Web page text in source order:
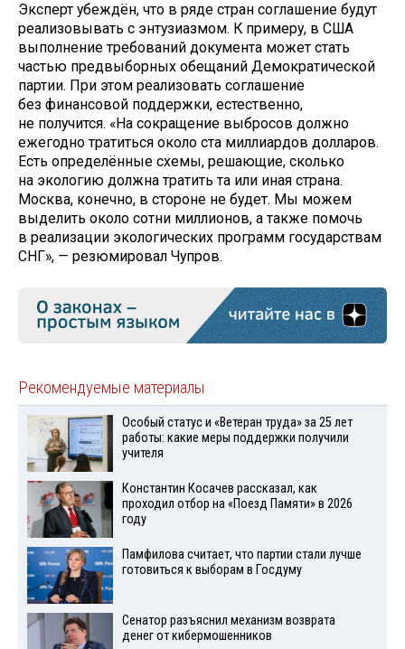
Эксперт убеждён, что в ряде стран соглашение будут
реализовывать с энтузиазмом. К примеру, в США
выполнение требований документа может стать
частью предвыборных обещаний Демократической
партии. При этом реализовать соглашение
без финансовой поддержки, естественно,
не получится. «На сокращение выбросов должно
ежегодно тратиться около ста миллиардов долларов.
Есть определённые схемы, решающие, сколько
на экологию должна тратить та или иная страна.
Москва, конечно, в стороне не будет. Мы можем
выделить около сотни миллионов, а также помочь
в реализации экологических программ государствам
СНГ», — резюмировал Чупров.
Рекомендуемые материалы
Особый статус и «Ветеран труда» за 25 лет
работы: какие меры поддержки получили
учителя
Константин Косачев рассказал, как
проходил отбор на «Поезд Памяти» в 2026
году
Памфилова считает, что партии стали лучше
готовиться к выборам в Госдуму
Сенатор разъяснил механизм возврата
денег от кибермошенников